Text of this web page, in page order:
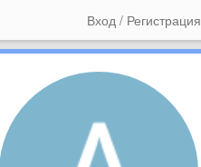
Вход / Регистрация